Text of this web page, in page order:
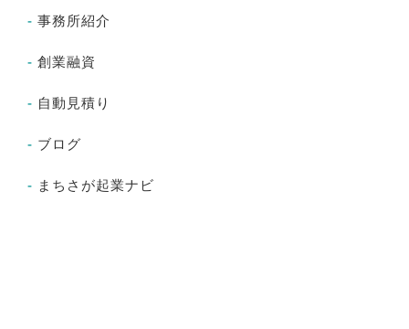
事務所紹介
創業融資
自動見積り
ブログ
まちさが起業ナビ